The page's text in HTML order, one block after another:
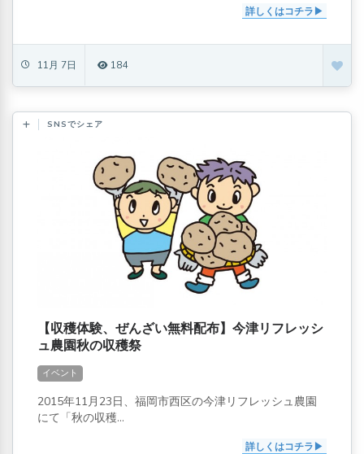
詳しくはコチラ
11月 7日 184
SNSでシェア
【収穫体験、ぜんざい無料配布】今津リフレッシ
ュ農園秋の収穫祭
イベント
2015年11月23日、福岡市西区の今津リフレッシュ農園
にて「秋の収穫...
詳しくはコチラ